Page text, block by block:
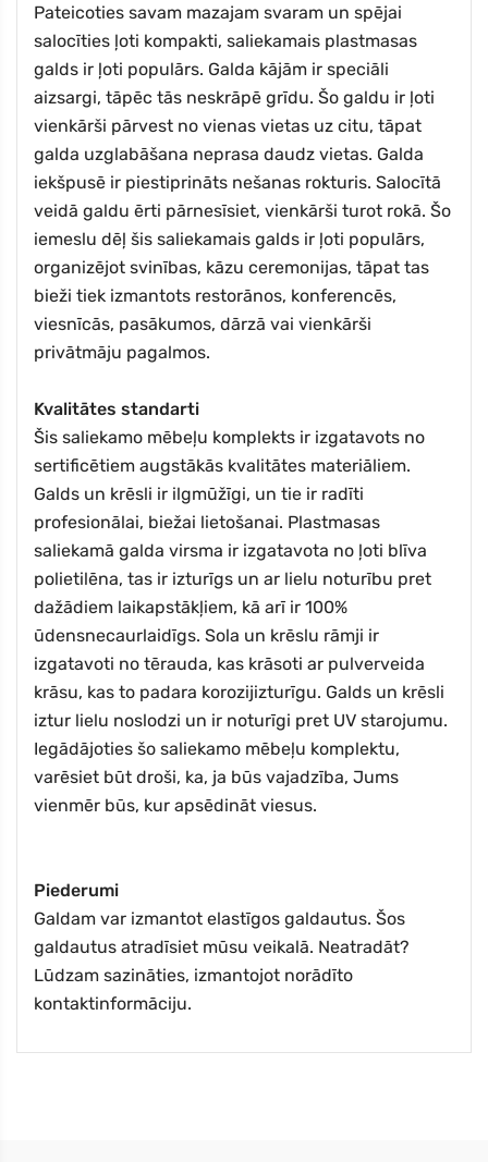
Pateicoties savam mazajam svaram un spējai
salocīties ļoti kompakti, saliekamais plastmasas
galds ir ļoti populārs. Galda kājām ir speciāli
aizsargi, tāpēc tās neskrāpē grīdu. Šo galdu ir ļoti
vienkārši pārvest no vienas vietas uz citu, tāpat
galda uzglabāšana neprasa daudz vietas. Galda
iekšpusē ir piestiprināts nešanas rokturis. Salocītā
veidā galdu ērti pārnesīsiet, vienkārši turot rokā. Šo
iemeslu dēļ šis saliekamais galds ir ļoti populārs,
organizējot svinības, kāzu ceremonijas, tāpat tas
bieži tiek izmantots restorānos, konferencēs,
viesnīcās, pasākumos, dārzā vai vienkārši
privātmāju pagalmos.
Kvalitātes standarti
Šis saliekamo mēbeļu komplekts ir izgatavots no
sertificētiem augstākās kvalitātes materiāliem.
Galds un krēsli ir ilgmūžīgi, un tie ir radīti
profesionālai, biežai lietošanai. Plastmasas
saliekamā galda virsma ir izgatavota no ļoti blīva
polietilēna, tas ir izturīgs un ar lielu noturību pret
dažādiem laikapstākļiem, kā arī ir 100%
ūdensnecaurlaidīgs. Sola un krēslu rāmji ir
izgatavoti no tērauda, kas krāsoti ar pulverveida
krāsu, kas to padara korozijizturīgu. Galds un krēsli
iztur lielu noslodzi un ir noturīgi pret UV starojumu.
Iegādājoties šo saliekamo mēbeļu komplektu,
varēsiet būt droši, ka, ja būs vajadzība, Jums
vienmēr būs, kur apsēdināt viesus.
Piederumi
Galdam var izmantot elastīgos galdautus. Šos
galdautus atradīsiet mūsu veikalā. Neatradāt?
Lūdzam sazināties, izmantojot norādīto
kontaktinformāciju.